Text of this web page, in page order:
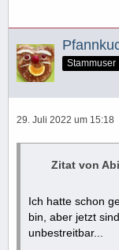
Stammuser
29. Juli 2022 um 15:18
Zitat von
Ich hatte schon
bin, aber jetzt
unbestreitbar...